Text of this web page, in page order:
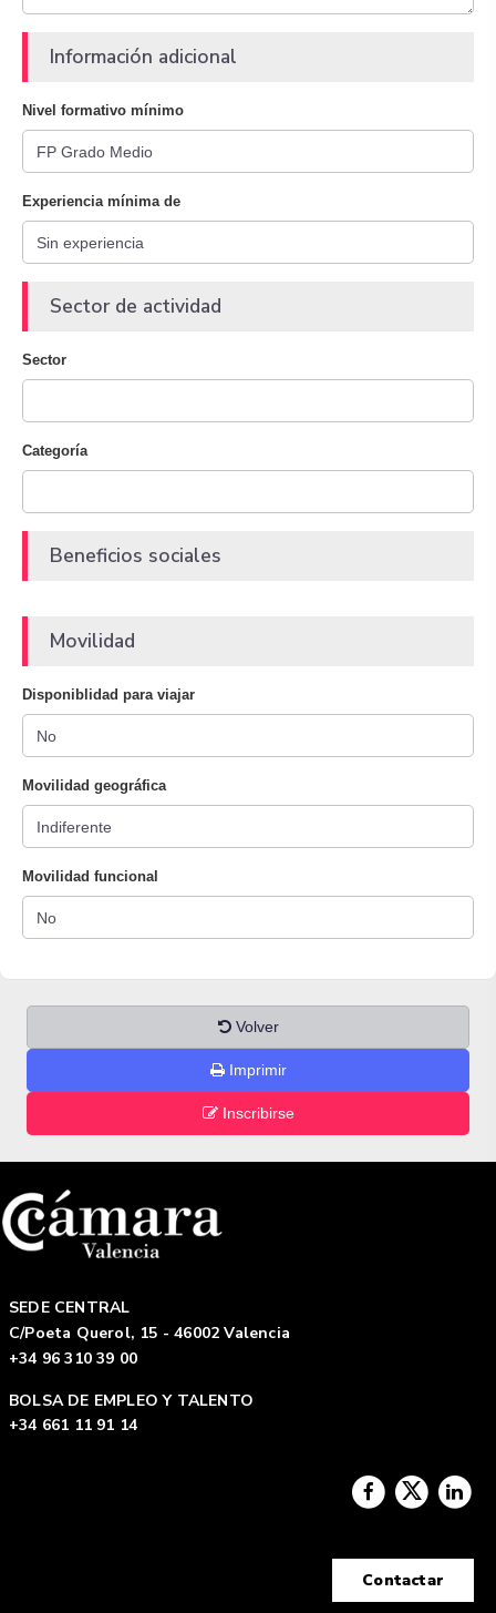
Información adicional
Nivel formativo mínimo
Experiencia mínima de
Sector de actividad
Sector
Categoría
Beneficios sociales
Movilidad
Disponiblidad para viajar
Movilidad geográfica
Movilidad funcional
Volver
Imprimir
Inscribirse
SEDE CENTRAL
C/Poeta Querol, 15 - 46002 Valencia
+34 96 310 39 00
BOLSA DE EMPLEO Y TALENTO
+34 661 11 91 14
Contactar